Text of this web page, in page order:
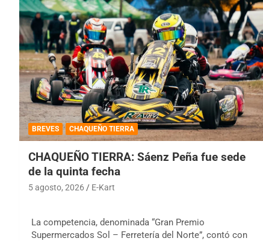
BREVES CHAQUEÑO TIERRA
CHAQUEÑO TIERRA: Sáenz Peña fue sede
de la quinta fecha
5 agosto, 2026 E-Kart
La competencia, denominada “Gran Premio
Supermercados Sol – Ferretería del Norte”, contó con